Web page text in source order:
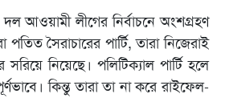
দল আওয়ামী লীগের নির্বাচনে অংশগ্রহণ
পতিত সৈরাচারের পার্টি, তারা নিজেরাই
সরিয়ে নিয়েছে। পলিটিক্যাল পার্টি হলে
কিন্তু তারা তা না করে রাইফেল-